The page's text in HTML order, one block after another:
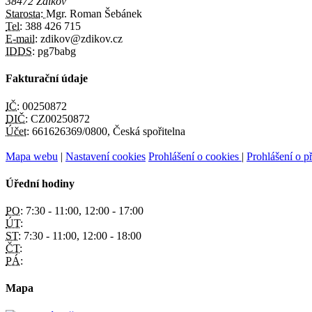
Starosta: Mgr. Roman Šebánek
Tel: 388 426 715
E-mail: zdikov@zdikov.cz
IDDS: pg7babg
Fakturační údaje
IČ: 00250872
DIČ: CZ00250872
Účet: 661626369/0800, Česká spořitelna
Mapa webu | Nastavení cookies Prohlášení o cookies | Prohlášení o
Úřední hodiny
PO: 7:30 - 11:00, 12:00 - 17:00
ÚT:
ST: 7:30 - 11:00, 12:00 - 18:00
ČT:
PÁ:
Mapa